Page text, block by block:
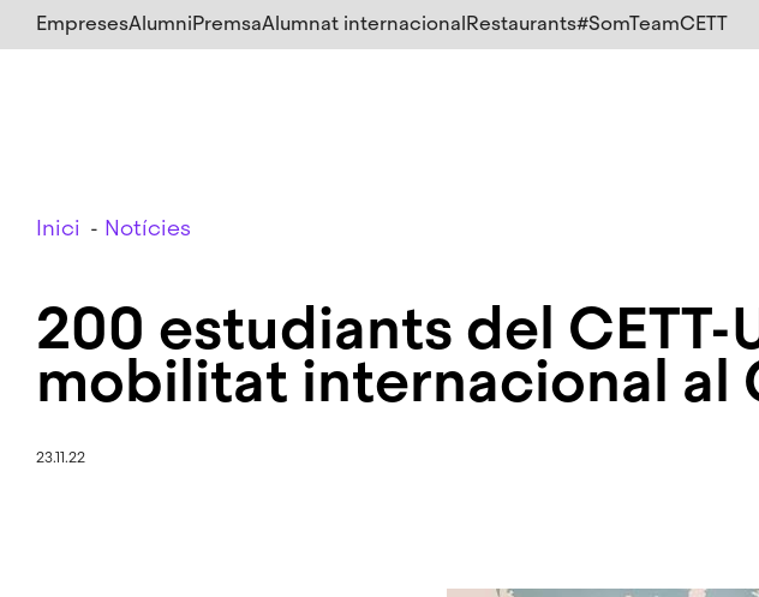
Salta
al
EmpresesAlumniPremsaAlumnat internacionalRestaurants#SomTeamCETT
Breadcrumb
Inici Notícies
200 estudiants del CETT-
mobilitat internacional al
23.11.22